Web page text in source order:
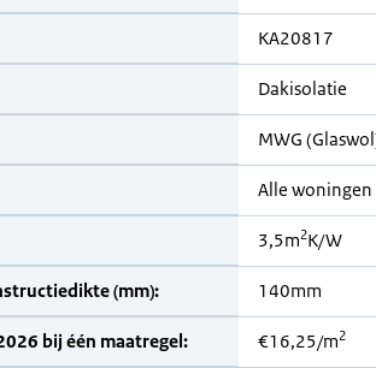
KA20817
Dakisolatie
MWG
Alle woningen
3,5m2K/W
(mm): 140mm
bij één maatregel: €16,25/m2